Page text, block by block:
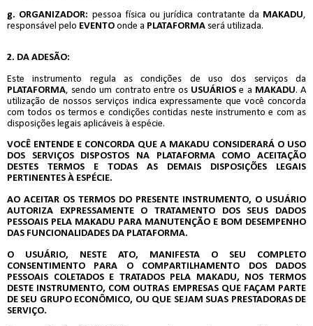
g. ORGANIZADOR: pessoa física ou jurídica contratante da MAKADU,
responsável pelo EVENTO onde a PLATAFORMA será utilizada.
2. DA ADESÃO:
Este instrumento regula as condições de uso dos serviços da
PLATAFORMA, sendo um contrato entre os USUÁRIOS e a MAKADU. A
utilização de nossos serviços indica expressamente que você concorda
com todos os termos e condições contidas neste instrumento e com as
disposições legais aplicáveis à espécie.
VOCÊ ENTENDE E CONCORDA QUE A MAKADU CONSIDERARÁ O USO
DOS SERVIÇOS DISPOSTOS NA PLATAFORMA COMO ACEITAÇÃO
DESTES TERMOS E TODAS AS DEMAIS DISPOSIÇÕES LEGAIS
PERTINENTES À ESPÉCIE.
AO ACEITAR OS TERMOS DO PRESENTE INSTRUMENTO, O USUÁRIO
AUTORIZA EXPRESSAMENTE O TRATAMENTO DOS SEUS DADOS
PESSOAIS PELA MAKADU PARA MANUTENÇÃO E BOM DESEMPENHO
DAS FUNCIONALIDADES DA PLATAFORMA.
O USUÁRIO, NESTE ATO, MANIFESTA O SEU COMPLETO
CONSENTIMENTO PARA O COMPARTILHAMENTO DOS DADOS
PESSOAIS COLETADOS E TRATADOS PELA MAKADU, NOS TERMOS
DESTE INSTRUMENTO, COM OUTRAS EMPRESAS QUE FAÇAM PARTE
DE SEU GRUPO ECONÔMICO, OU QUE SEJAM SUAS PRESTADORAS DE
SERVIÇO.